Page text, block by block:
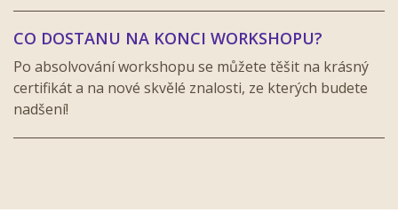
CO DOSTANU NA KONCI WORKSHOPU?
Po absolvování workshopu se můžete těšit na krásný
certifikát a na nové skvělé znalosti, ze kterých budete
nadšení!